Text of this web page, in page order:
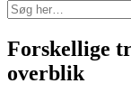
Forskellige
overblik